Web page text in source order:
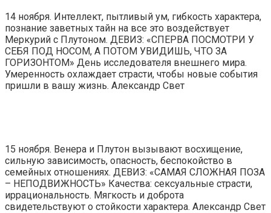
14 ноября. Интеллект, пытливый ум, гибкость характера,
познание заветных тайн на все это воздействует
Меркурий с Плутоном. ДЕВИЗ: «СПЕРВА ПОСМОТРИ У
СЕБЯ ПОД НОСОМ, А ПОТОМ УВИДИШЬ, ЧТО ЗА
ГОРИЗОНТОМ» День исследователя внешнего мира.
Умеренность охлаждает страсти, чтобы новые события
пришли в вашу жизнь. Александр Свет
15 ноября. Венера и Плутон вызывают восхищение,
сильную зависимость, опасность, беспокойство в
семейных отношениях. ДЕВИЗ: «САМАЯ СЛОЖНАЯ ПОЗА
– НЕПОДВИЖНОСТЬ» Качества: сексуальные страсти,
иррациональность. Мягкость и доброта
свидетельствуют о стойкости характера. Александр Свет